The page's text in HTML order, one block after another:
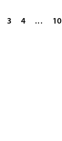
3 4 ... 10